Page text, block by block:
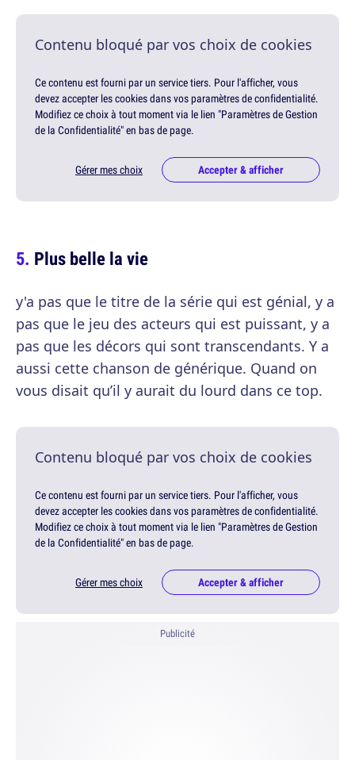
Contenu bloqué par vos choix de cookies
Ce contenu est fourni par un service tiers. Pour l'afficher, vous
devez accepter les cookies dans vos paramètres de confidentialité.
Modifiez ce choix à tout moment via le lien "Paramètres de Gestion
de la Confidentialité" en bas de page.
Gérer mes choix Accepter & afficher
Plus belle la vie
y'a pas que le titre de la série qui est génial, y a
pas que le jeu des acteurs qui est puissant, y a
pas que les décors qui sont transcendants. Y a
aussi cette chanson de générique. Quand on
vous disait qu’il y aurait du lourd dans ce top.
Contenu bloqué par vos choix de cookies
Ce contenu est fourni par un service tiers. Pour l'afficher, vous
devez accepter les cookies dans vos paramètres de confidentialité.
Modifiez ce choix à tout moment via le lien "Paramètres de Gestion
de la Confidentialité" en bas de page.
Gérer mes choix Accepter & afficher
Publicité